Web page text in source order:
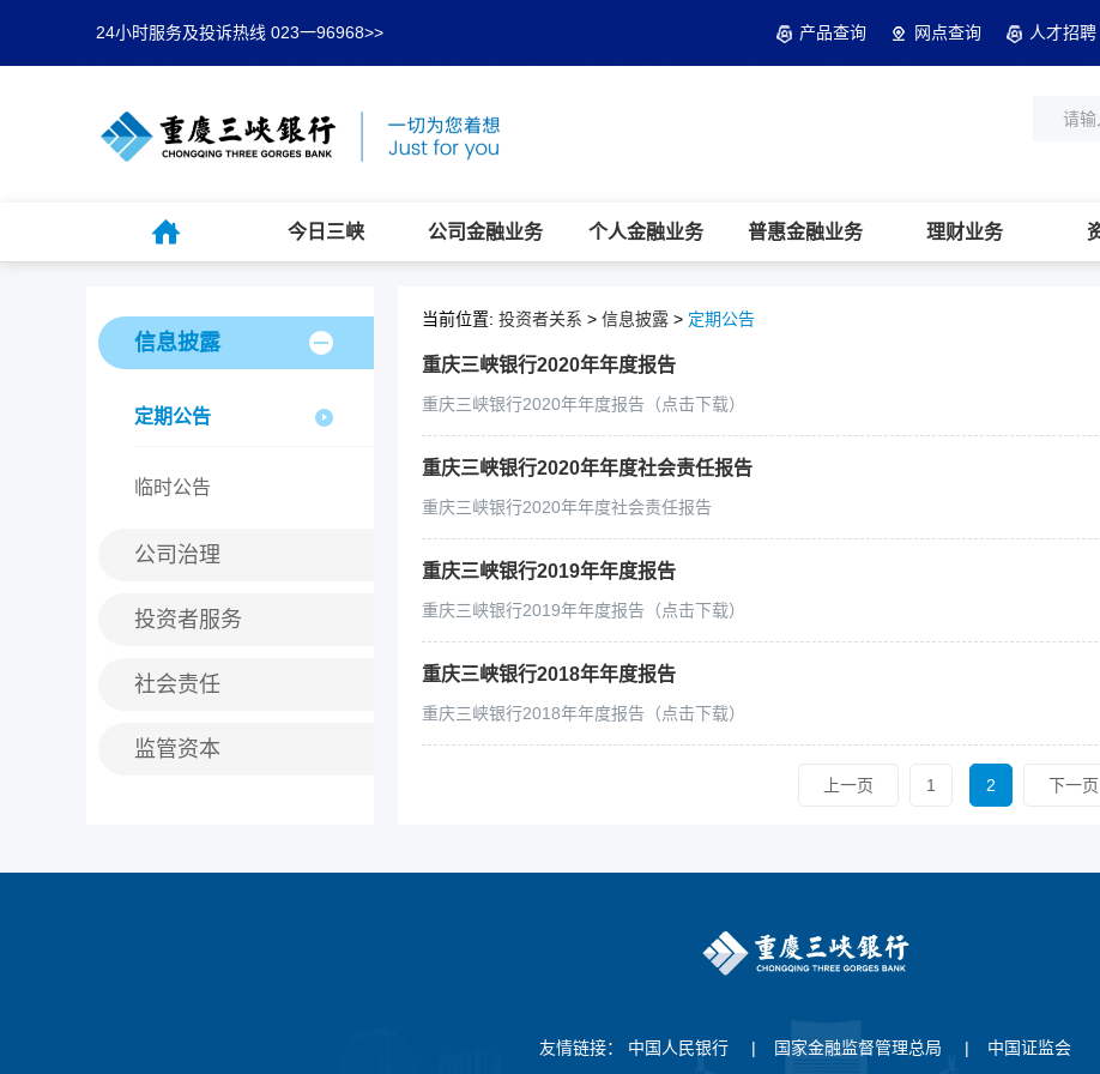
24小时服务及投诉热线 023一96968>> 产品查询 网点查询 人才招聘
今日三峡 公司金融业务 个人金融业务 普惠金融业务 理财业务
信息披露
定期公告
临时公告
公司治理
投资者服务
社会责任
监管资本
当前位置:投资者关系 >信息披露 > 定期公告
重庆三峡银行2020年年度报告
重庆三峡银行2020年年度报告（点击下载）
重庆三峡银行2020年年度社会责任报告
重庆三峡银行2020年年度社会责任报告
重庆三峡银行2019年年度报告
重庆三峡银行2019年年度报告（点击下载）
重庆三峡银行2018年年度报告
重庆三峡银行2018年年度报告（点击下载）
上一页 1 2 下一页
友情链接： 中国人民银行 | 国家金融监督管理总局 | 中国证监会